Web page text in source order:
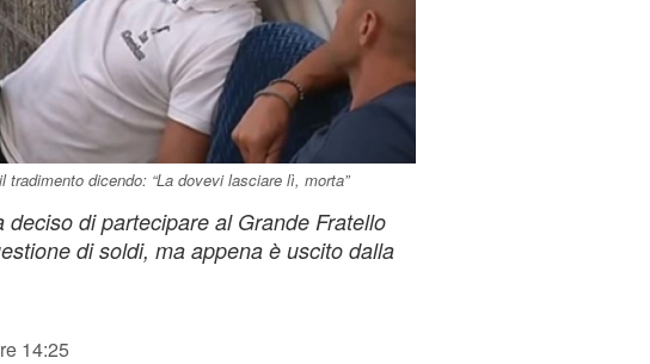
tradimento dicendo: “La dovevi lasciare lì, morta”
deciso di partecipare al Grande Fratello
di soldi, ma appena è uscito dalla
14:25